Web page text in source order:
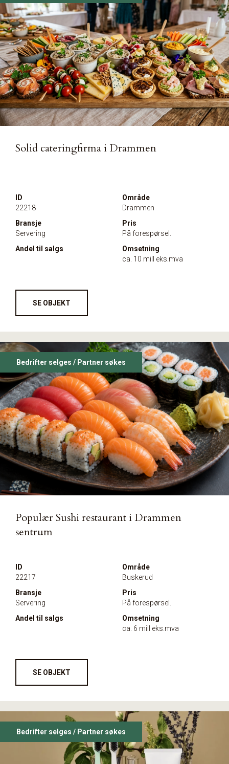
Solid cateringfirma i Drammen
ID
22218
Område
Drammen
Bransje
Servering
Pris
På forespørsel.
Andel til salgs
Omsetning
ca. 10 mill eks.mva
SE OBJEKT
Populær Sushi restaurant i Drammen
sentrum
ID
22217
Område
Buskerud
Bransje
Servering
Pris
På forespørsel.
Andel til salgs
Omsetning
ca. 6 mill eks.mva
SE OBJEKT
Bedrifter selges / Partner søkes
Bedrifter selges / Partner søkes